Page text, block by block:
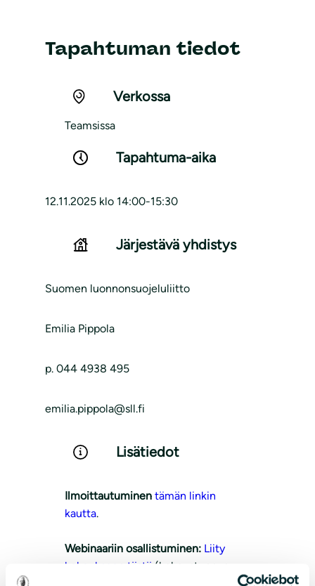
Tapahtuman tiedot
Verkossa
Teamsissa
Tapahtuma-aika
12.11.2025 klo 14:00-15:30
Järjestävä yhdistys
Suomen luonnonsuojeluliitto
Emilia Pippola
p. 044 4938 495
emilia.pippola@sll.fi
Lisätiedot
Ilmoittautuminen tämän linkin
kautta.
Webinaariin osallistuminen: Liity
kokoukseen tästä (kokoustunnus: